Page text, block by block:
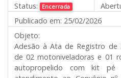
Status: Encerrada
Publicado em: 25/02/2026
Objeto:
Adesão à Ata de Registro de
de 02 motoniveladoras e 01
autopropelido com kit pé